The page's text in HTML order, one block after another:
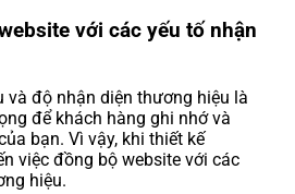
với các yếu tố nhận
và độ nhận diện thương hiệu là
để khách hàng ghi nhớ và
bạn. Vì vậy, khi thiết kế
việc đồng bộ website với các
hiệu.